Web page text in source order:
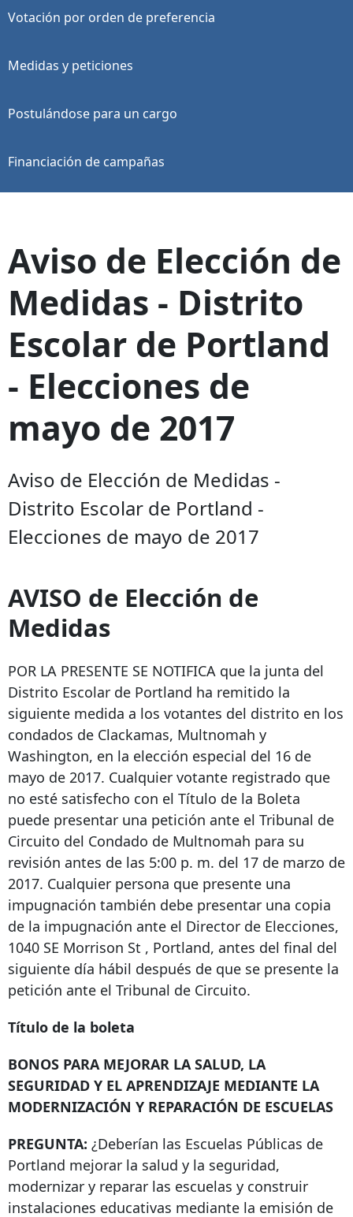
Votación por orden de preferencia
Medidas y peticiones
Postulándose para un cargo
Financiación de campañas
Aviso de Elección de
Medidas - Distrito
Escolar de Portland
- Elecciones de
mayo de 2017
Aviso de Elección de Medidas -
Distrito Escolar de Portland -
Elecciones de mayo de 2017
AVISO de Elección de
Medidas
POR LA PRESENTE SE NOTIFICA que la junta del
Distrito Escolar de Portland ha remitido la
siguiente medida a los votantes del distrito en los
condados de Clackamas, Multnomah y
Washington, en la elección especial del 16 de
mayo de 2017. Cualquier votante registrado que
no esté satisfecho con el Título de la Boleta
puede presentar una petición ante el Tribunal de
Circuito del Condado de Multnomah para su
revisión antes de las 5:00 p. m. del 17 de marzo de
2017. Cualquier persona que presente una
impugnación también debe presentar una copia
de la impugnación ante el Director de Elecciones,
1040 SE Morrison St , Portland, antes del final del
siguiente día hábil después de que se presente la
petición ante el Tribunal de Circuito.
Título de la boleta
BONOS PARA MEJORAR LA SALUD, LA
SEGURIDAD Y EL APRENDIZAJE MEDIANTE LA
MODERNIZACIÓN Y REPARACIÓN DE ESCUELAS
PREGUNTA: ¿Deberían las Escuelas Públicas de
Portland mejorar la salud y la seguridad,
modernizar y reparar las escuelas y construir
instalaciones educativas mediante la emisión de